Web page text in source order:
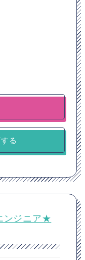
る
ンジニア★